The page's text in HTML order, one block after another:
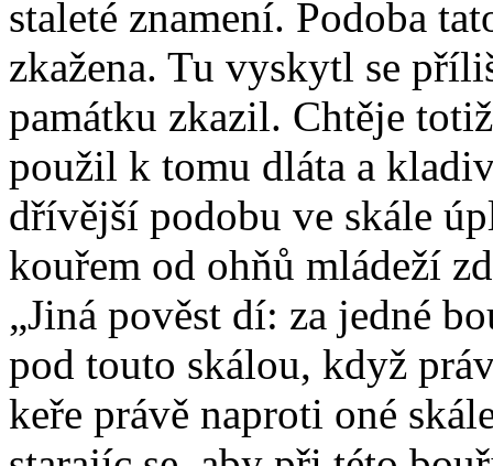
staleté znamení. Podoba
zkažena. Tu vyskytl se
památku zkazil. Chtěje
použil k tomu dláta a
dřívější podobu ve skále
kouřem od ohňů mládeží
„Jiná pověst dí: za jedné
pod touto skálou, když
keře právě naproti oné